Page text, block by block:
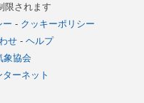
限されます
ー - クッキーポリシー
せ- ヘルプ
象協会
ーネット